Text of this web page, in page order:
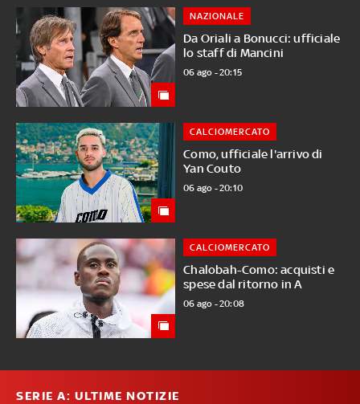
Da Oriali a Bonucci: ufficiale
lo staff di Mancini
NAZIONALE
06 ago - 20:15
Como, ufficiale l'arrivo di
Yan Couto
CALCIOMERCATO
06 ago - 20:10
Chalobah-Como: acquisti e
spese dal ritorno in A
CALCIOMERCATO
06 ago - 20:08
SERIE A: ULTIME NOTIZIE